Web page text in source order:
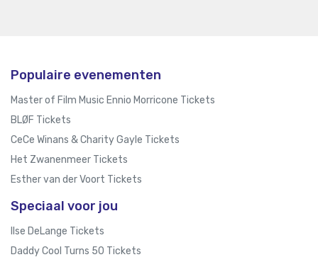
Populaire evenementen
Master of Film Music Ennio Morricone Tickets
BLØF Tickets
CeCe Winans & Charity Gayle Tickets
Het Zwanenmeer Tickets
Esther van der Voort Tickets
Speciaal voor jou
Ilse DeLange Tickets
Daddy Cool Turns 50 Tickets